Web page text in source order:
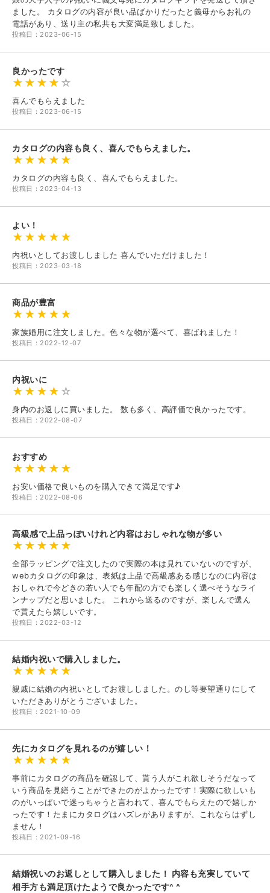
ました。 カタログの内容が良い品ばかりだったと義母からお礼の
電話があり、送り主の私共も大変満足致しました。
投稿日：2023-06-15
良かったです
喜んでもらえました
投稿日：2023-06-15
カタログの内容も良く、喜んでもらえました。
カタログの内容も良く、喜んでもらえました。
投稿日：2023-04-13
よい！
内祝いとしてお渡ししました 喜んでいただけました！
投稿日：2023-03-18
商品が豊富
家族婚用に注文しました。色々な物が選べて、喜ばれました！
投稿日：2022-12-07
内祝いに
身内のお返しに買いました。 数も多く、高評価で良かったです。
投稿日：2022-08-07
おすすめ
お安い価格で良いものを購入できて満足です♪
投稿日：2022-08-06
高級感で上品っぽいけれど内容はおしゃれな物が多い
全部ラッピングで注文したので実際の本は見れていないのですが、
webカタログの印象は、表紙は上品で高級感ある感じなのに内容は
おしゃれで今どきの若い人でも年配の方でも楽しく選べそうなライ
ンナップだと思いました。 これから送るのですが、楽しんで選ん
で貰えたら嬉しいです。
投稿日：2022-03-12
結婚内祝いで購入しました。
親戚に結婚の内祝いとしてお渡ししました。のし等要望通りにして
いただきありがとうございました。
投稿日：2021-10-09
先にカタログを見れるのが嬉しい！
事前にカタログの商品を確認して、貰う人がこれ欲しそうだなって
いう商品を見繕うことができたのがよかったです！実際に欲しいも
のがいっぱいで迷っちゃうと言われて、喜んでもらえたので嬉しか
ったです！たまにカタログはハズレがありますが、これならはずし
ません！
投稿日：2021-09-16
結婚祝いのお返しとして購入しました！ 内容も充実していて
相手方も満足頂けたようで良かったです^ ^